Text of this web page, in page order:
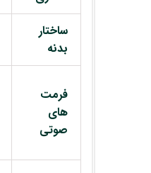
ساختار
بدنه
فرمت
های
صوتی